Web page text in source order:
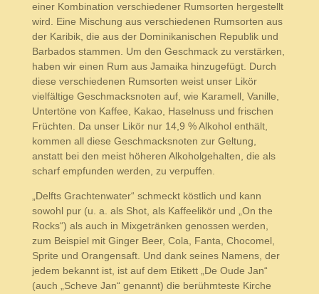
einer Kombination verschiedener Rumsorten hergestellt
wird. Eine Mischung aus verschiedenen Rumsorten aus
der Karibik, die aus der Dominikanischen Republik und
Barbados stammen. Um den Geschmack zu verstärken,
haben wir einen Rum aus Jamaika hinzugefügt. Durch
diese verschiedenen Rumsorten weist unser Likör
vielfältige Geschmacksnoten auf, wie Karamell, Vanille,
Untertöne von Kaffee, Kakao, Haselnuss und frischen
Früchten. Da unser Likör nur 14,9 % Alkohol enthält,
kommen all diese Geschmacksnoten zur Geltung,
anstatt bei den meist höheren Alkoholgehalten, die als
scharf empfunden werden, zu verpuffen.
„Delfts Grachtenwater“ schmeckt köstlich und kann
sowohl pur (u. a. als Shot, als Kaffeelikör und „On the
Rocks“) als auch in Mixgetränken genossen werden,
zum Beispiel mit Ginger Beer, Cola, Fanta, Chocomel,
Sprite und Orangensaft. Und dank seines Namens, der
jedem bekannt ist, ist auf dem Etikett „De Oude Jan“
(auch „Scheve Jan“ genannt) die berühmteste Kirche